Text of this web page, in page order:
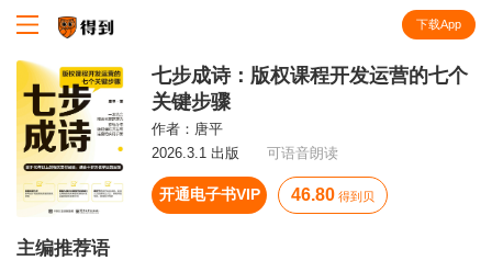
下载App
七步成诗：版权课程开发运营的七个
关键步骤
作者： 唐平
2026.3.1 出版
可语音朗读
开通电子书VIP 46.80 得到贝
主编推荐语